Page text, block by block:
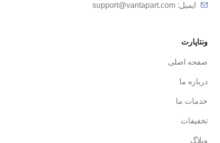
ایمیل: support@vantapart.com
ونتاپارت
صفحه اصلی
درباره ما
خدمات ما
تخفیفات
وبلاگ